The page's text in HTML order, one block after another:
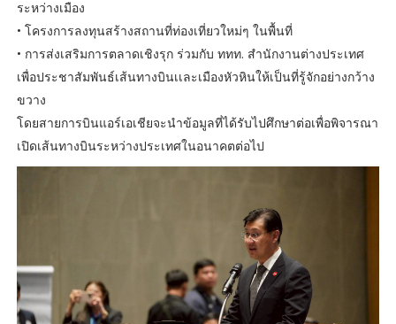
ระหว่างเมือง
• โครงการลงทุนสร้างสถานที่ท่องเที่ยวใหม่ๆ ในพื้นที่
• การส่งเสริมการตลาดเชิงรุก ร่วมกับ ททท. สำนักงานต่างประเทศ
เพื่อประชาสัมพันธ์เส้นทางบินเเละเมืองหัวหินให้เป็นที่รู้จักอย่างกว้าง
ขวาง
โดยสายการบินแอร์เอเชียจะนำข้อมูลที่ได้รับไปศึกษาต่อเพื่อพิจารณา
เปิดเส้นทางบินระหว่างประเทศในอนาคตต่อไป